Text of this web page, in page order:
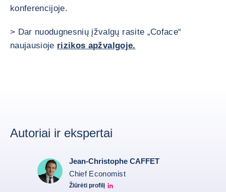
konferencijoje.
> Dar nuodugnesnių įžvalgų rasite „Coface“
naujausioje rizikos apžvalgoje.
Autoriai ir ekspertai
Jean-Christophe CAFFET
Chief Economist
Žiūrėti profilį
JCC Linkedin